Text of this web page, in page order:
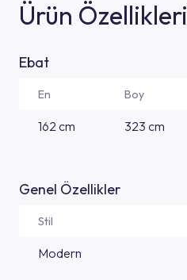
Ürün Özellikleri
Ebat
En Boy
162 cm 323 cm
Genel Özellikler
Stil
Modern